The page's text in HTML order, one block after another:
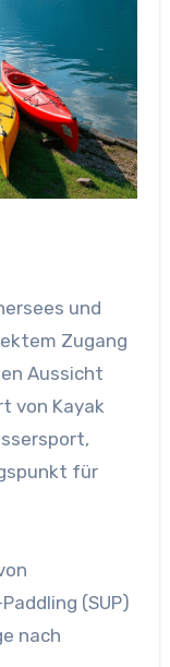
und
Zugang
Aussicht
von Kayak
für
(SUP)
nach